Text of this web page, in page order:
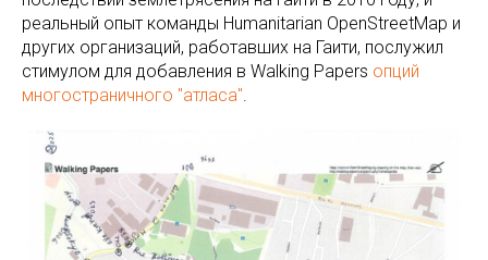
реальный опыт команды Humanitarian OpenStreetMap и
других организаций, работавших на Гаити, послужил
стимулом для добавления в Walking Papers опций
многостраничного "атласа".